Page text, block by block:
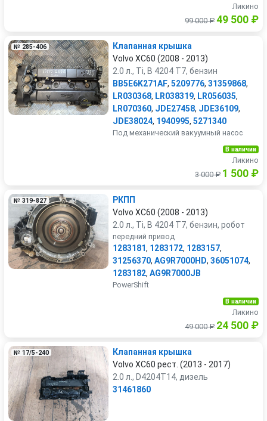
Ликино
99 000 ₽ 49 500 ₽
№ 285-406
Клапанная крышка
Volvo XC60 (2008 - 2013)
2.0 л., Ti, B 4204 T7, бензин
BB5E6K271AF, 5209776, 31359868,
LR030368, LR038319, LR056035,
LR070360, JDE27458, JDE36109,
JDE38024, 1940995, 5271340
Под механический вакуумный насос
В наличии
Ликино
3 000 ₽ 1 500 ₽
№ 319-827
PКПП
Volvo XC60 (2008 - 2013)
2.0 л., Ti, B 4204 T7, бензин, робот
передний привод
1283181, 1283172, 1283157,
31256370, AG9R7000HD, 36051074,
1283182, AG9R7000JB
PowerShift
В наличии
Ликино
49 000 ₽ 24 500 ₽
№ 17/5-240
Клапанная крышка
Volvo XC60 рест. (2013 - 2017)
2.0 л., D4204T14, дизель
31461860